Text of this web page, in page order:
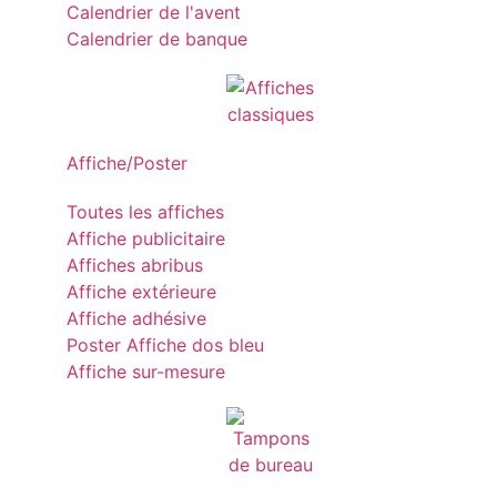
Calendrier de l'avent
Calendrier de banque
Affiche/Poster
Toutes les affiches
Affiche publicitaire
Affiches abribus
Affiche extérieure
Affiche adhésive
Poster Affiche dos bleu
Affiche sur-mesure